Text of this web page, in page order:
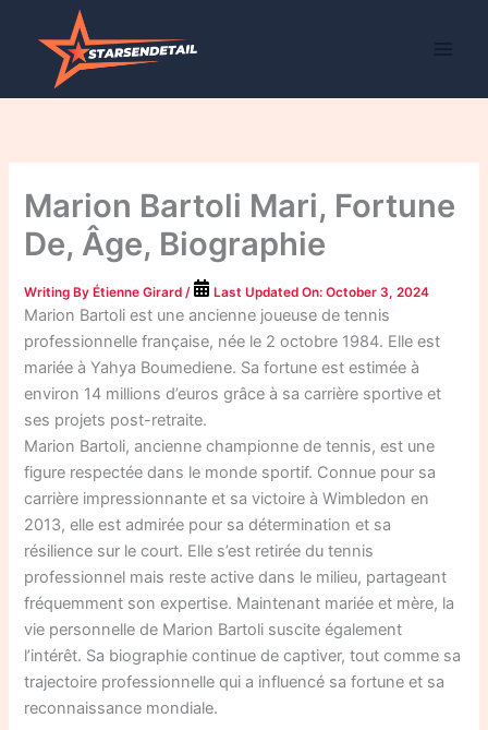
Marion Bartoli Mari, Fortune
De, Âge, Biographie
Writing ByÉtienne Girard / Last Updated On:October 3, 2024
Marion Bartoli est une ancienne joueuse de tennis
professionnelle française, née le 2 octobre 1984. Elle est
mariée à Yahya Boumediene. Sa fortune est estimée à
environ 14 millions d’euros grâce à sa carrière sportive et
ses projets post-retraite.
Marion Bartoli, ancienne championne de tennis, est une
figure respectée dans le monde sportif. Connue pour sa
carrière impressionnante et sa victoire à Wimbledon en
2013, elle est admirée pour sa détermination et sa
résilience sur le court. Elle s’est retirée du tennis
professionnel mais reste active dans le milieu, partageant
fréquemment son expertise. Maintenant mariée et mère, la
vie personnelle de Marion Bartoli suscite également
l’intérêt. Sa biographie continue de captiver, tout comme sa
trajectoire professionnelle qui a influencé sa fortune et sa
reconnaissance mondiale.